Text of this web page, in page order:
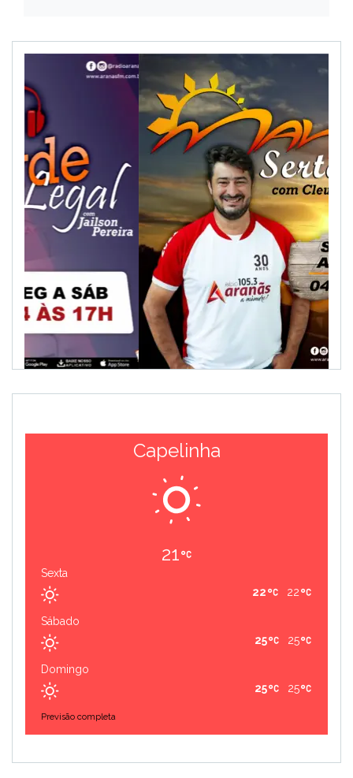
Capelinha
21
Sexta
22
22
Sábado
25
25
Domingo
25
25
Previsão completa